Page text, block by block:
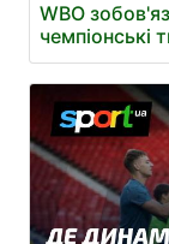
WBO
чемпіонські